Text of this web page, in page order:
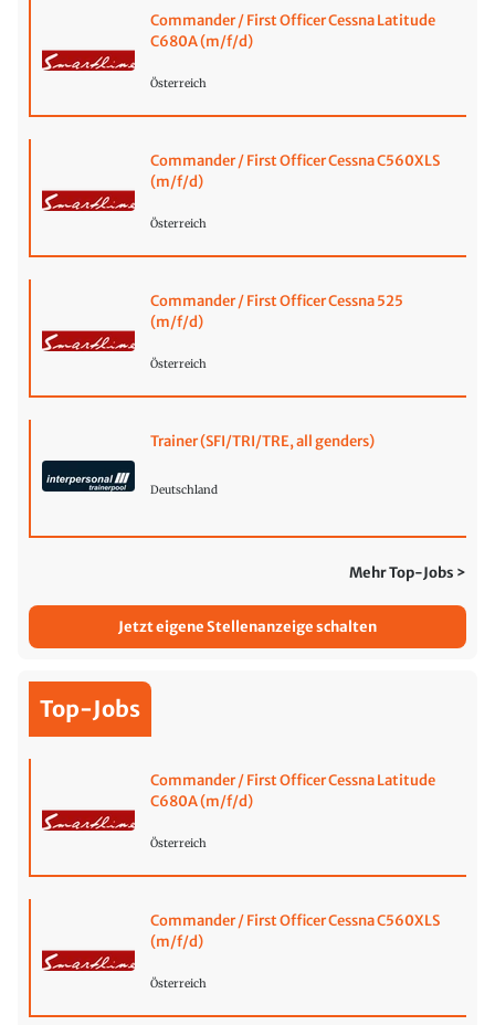
Commander / First Officer Cessna Latitude
C680A (m/f/d)
Österreich
Commander / First Officer Cessna C560XLS
(m/f/d)
Österreich
Commander / First Officer Cessna 525
(m/f/d)
Österreich
Trainer (SFI/TRI/TRE, all genders)
Deutschland
Mehr Top-Jobs >
Jetzt eigene Stellenanzeige schalten
Top-Jobs
Commander / First Officer Cessna Latitude
C680A (m/f/d)
Österreich
Commander / First Officer Cessna C560XLS
(m/f/d)
Österreich